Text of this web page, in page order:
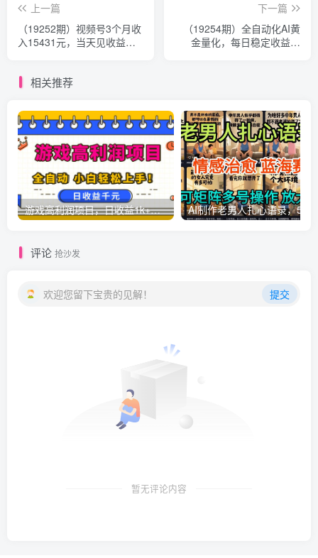
上一篇
（19252期）视频号3个月收
入15431元，当天见收益，
下一篇
（19254期）全自动化AI黄
金量化，每日稳定收益几
相关推荐
游戏高利润项目，日收益1k+，全自动，无需值守，解放双手，小白轻松上手【揭秘】
评论 抢沙发
欢迎您留下宝贵的见解！ 提交
暂无评论内容